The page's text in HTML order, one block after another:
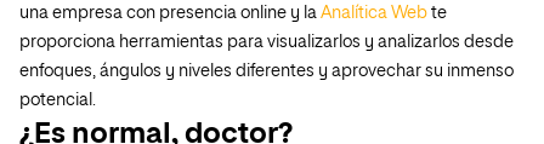
una empresa con presencia online y la Analítica Web te
proporciona herramientas para visualizarlos y analizarlos desde
enfoques, ángulos y niveles diferentes y aprovechar su inmenso
potencial.
¿Es normal, doctor?